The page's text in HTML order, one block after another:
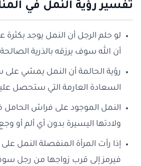
تفسير رؤية النمل في
لو حلم الرجل أن النمل يوجد
أن الله سوف يرزقه بالذرية
رؤية الحالمة أن النمل يمشي على
السعادة العارمة التي ستحصل
النمل الموجود على فراش الحامل
ولادتها اليسيرة بدون أي ألم أو
إذا رأت المرأة المنفصلة النمل
فيرمز إلى قرب زواجها من رجل